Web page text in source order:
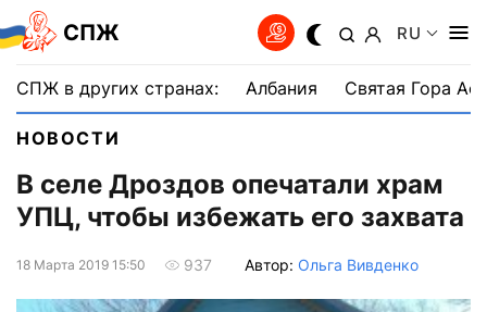
СПЖ RU
СПЖ в других странах: Албания Святая Гора
НОВОСТИ
В селе Дроздов опечатали храм
УПЦ, чтобы избежать его захвата
18 Марта 2019 15:50 937 Автор: Ольга Вивденко